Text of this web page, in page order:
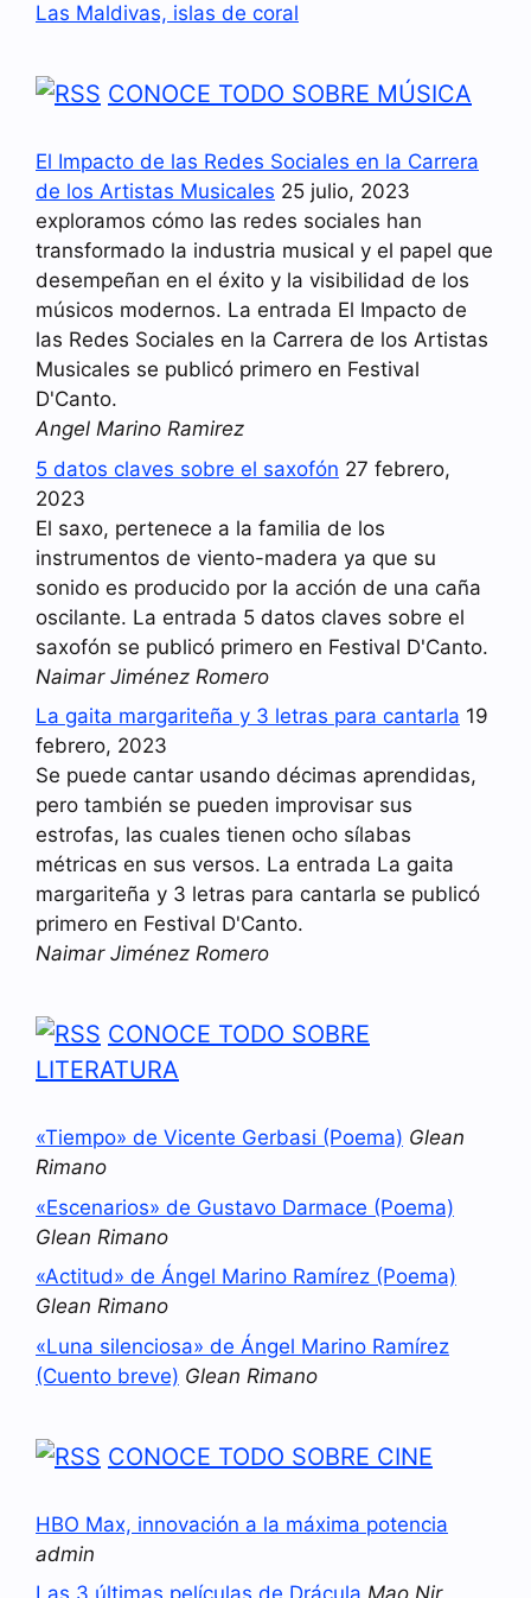
Las Maldivas, islas de coral
CONOCE TODO SOBRE MÚSICA
El Impacto de las Redes Sociales en la Carrera
de los Artistas Musicales 25 julio, 2023
exploramos cómo las redes sociales han
transformado la industria musical y el papel que
desempeñan en el éxito y la visibilidad de los
músicos modernos. La entrada El Impacto de
las Redes Sociales en la Carrera de los Artistas
Musicales se publicó primero en Festival
D'Canto.
Angel Marino Ramirez
5 datos claves sobre el saxofón 27 febrero,
2023
El saxo, pertenece a la familia de los
instrumentos de viento-madera ya que su
sonido es producido por la acción de una caña
oscilante. La entrada 5 datos claves sobre el
saxofón se publicó primero en Festival D'Canto.
Naimar Jiménez Romero
La gaita margariteña y 3 letras para cantarla 19
febrero, 2023
Se puede cantar usando décimas aprendidas,
pero también se pueden improvisar sus
estrofas, las cuales tienen ocho sílabas
métricas en sus versos. La entrada La gaita
margariteña y 3 letras para cantarla se publicó
primero en Festival D'Canto.
Naimar Jiménez Romero
CONOCE TODO SOBRE
LITERATURA
«Tiempo» de Vicente Gerbasi (Poema) Glean
Rimano
«Escenarios» de Gustavo Darmace (Poema)
Glean Rimano
«Actitud» de Ángel Marino Ramírez (Poema)
Glean Rimano
«Luna silenciosa» de Ángel Marino Ramírez
(Cuento breve) Glean Rimano
CONOCE TODO SOBRE CINE
HBO Max, innovación a la máxima potencia
admin